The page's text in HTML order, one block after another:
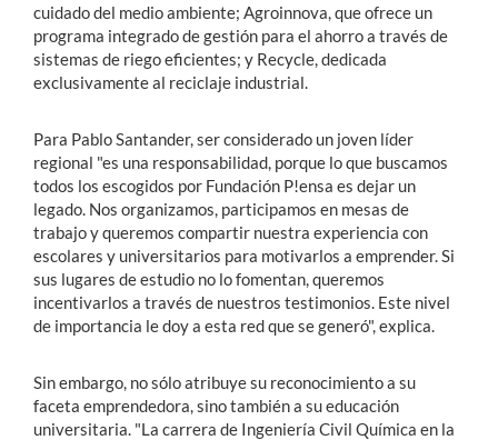
cuidado del medio ambiente; Agroinnova, que ofrece un
programa integrado de gestión para el ahorro a través de
sistemas de riego eficientes; y Recycle, dedicada
exclusivamente al reciclaje industrial.
Para Pablo Santander, ser considerado un joven líder
regional "es una responsabilidad, porque lo que buscamos
todos los escogidos por Fundación P!ensa es dejar un
legado. Nos organizamos, participamos en mesas de
trabajo y queremos compartir nuestra experiencia con
escolares y universitarios para motivarlos a emprender. Si
sus lugares de estudio no lo fomentan, queremos
incentivarlos a través de nuestros testimonios. Este nivel
de importancia le doy a esta red que se generó", explica.
Sin embargo, no sólo atribuye su reconocimiento a su
faceta emprendedora, sino también a su educación
universitaria. "La carrera de Ingeniería Civil Química en la